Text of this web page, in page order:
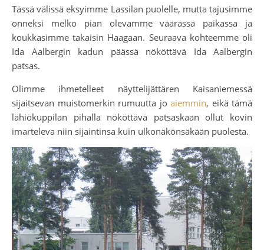
Tässä välissä eksyimme Lassilan puolelle, mutta tajusimme
onneksi melko pian olevamme väärässä paikassa ja
koukkasimme takaisin Haagaan. Seuraava kohteemme oli
Ida Aalbergin kadun päässä nököttävä Ida Aalbergin
patsas.
Olimme ihmetelleet näyttelijättären Kaisaniemessä
sijaitsevan muistomerkin rumuutta jo aiemmin, eikä tämä
lähiökuppilan pihalla nököttävä patsaskaan ollut kovin
imarteleva niin sijaintinsa kuin ulkonäkönsäkään puolesta.